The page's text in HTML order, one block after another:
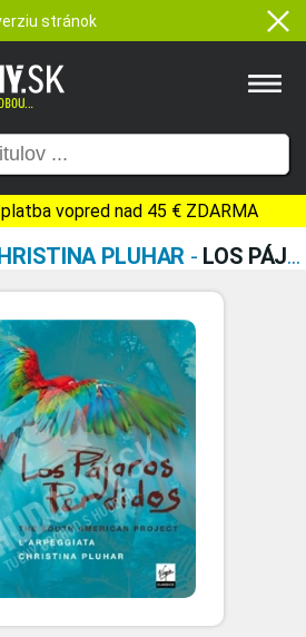
stránok
vopred nad 45 € ZDARMA
PLUHAR - LOS PÁJAROS PERDIDOS